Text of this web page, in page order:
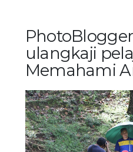
PhotoBlogger
ulangkaji
Memahami